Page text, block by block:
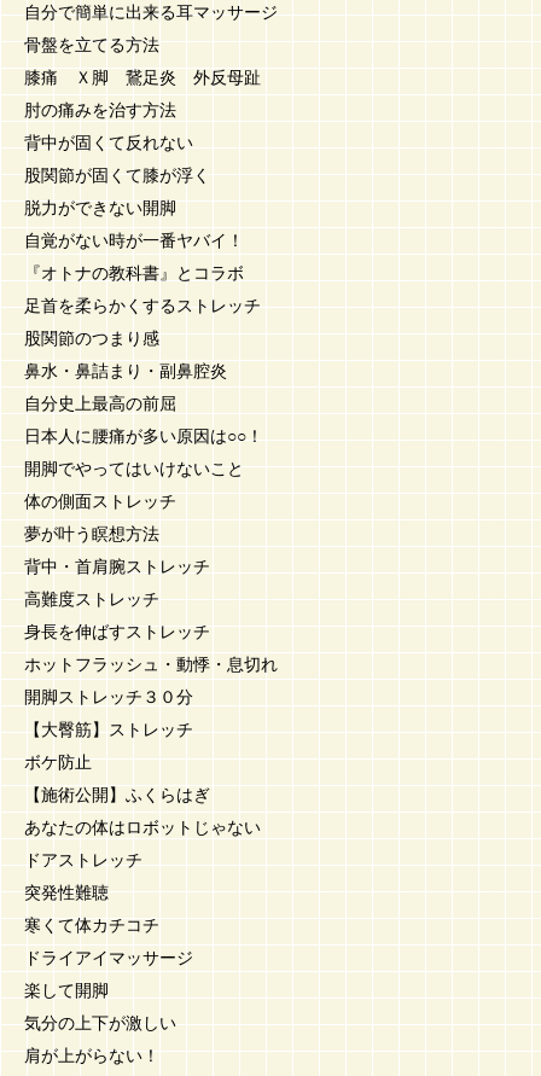
自分で簡単に出来る耳マッサージ
骨盤を立てる方法
膝痛 Ｘ脚 鵞足炎 外反母趾
肘の痛みを治す方法
背中が固くて反れない
股関節が固くて膝が浮く
脱力ができない開脚
自覚がない時が一番ヤバイ！
『オトナの教科書』とコラボ
足首を柔らかくするストレッチ
股関節のつまり感
鼻水・鼻詰まり・副鼻腔炎
自分史上最高の前屈
日本人に腰痛が多い原因は○○！
開脚でやってはいけないこと
体の側面ストレッチ
夢が叶う瞑想方法
背中・首肩腕ストレッチ
高難度ストレッチ
身長を伸ばすストレッチ
ホットフラッシュ・動悸・息切れ
開脚ストレッチ３０分
【大臀筋】ストレッチ
ボケ防止
【施術公開】ふくらはぎ
あなたの体はロボットじゃない
ドアストレッチ
突発性難聴
寒くて体カチコチ
ドライアイマッサージ
楽して開脚
気分の上下が激しい
肩が上がらない！